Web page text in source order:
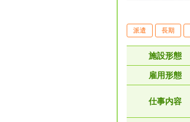
派遣 長期
施設形態
雇用形態
仕事内容